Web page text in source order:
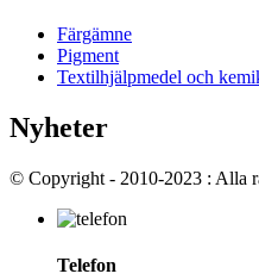
Färgämne
Pigment
Textilhjälpmedel och
Nyheter
© Copyright - 2010-2023 : Alla
Telefon